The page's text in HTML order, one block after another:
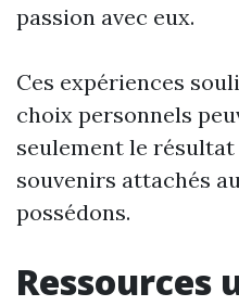
passion avec eux.
Ces expériences
choix personnels
seulement le
souvenirs attachés
possédons.
Ressources